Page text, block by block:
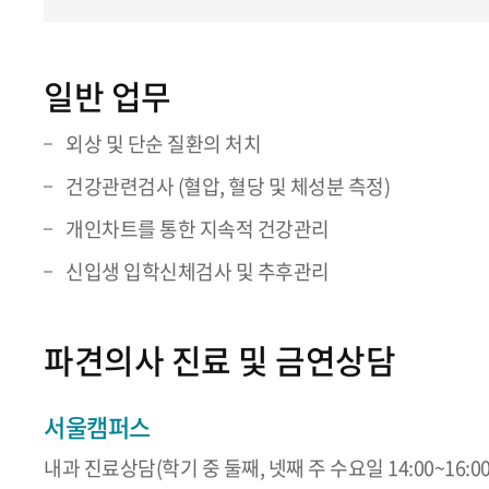
일반 업무
외상 및 단순 질환의 처치
건강관련검사 (혈압, 혈당 및 체성분 측정)
개인차트를 통한 지속적 건강관리
신입생 입학신체검사 및 추후관리
파견의사 진료 및 금연상담
서울캠퍼스
내과 진료상담(학기 중 둘째, 넷째 주 수요일